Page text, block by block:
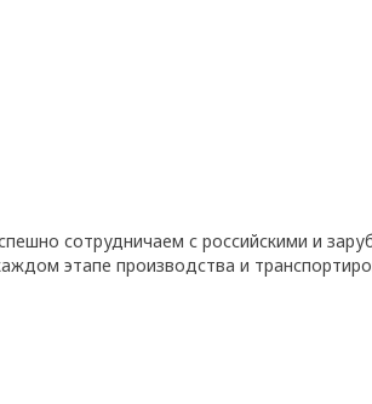
сотрудничаем с российскими и
этапе производства и